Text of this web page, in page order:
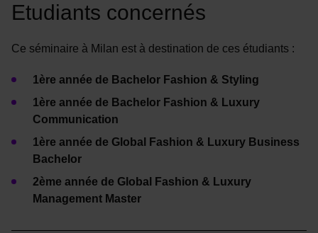
Etudiants concernés
Ce séminaire à Milan est à destination de ces étudiants :
1ère année de Bachelor Fashion & Styling
1ère année de Bachelor Fashion & Luxury
Communication
1ère année de Global Fashion & Luxury Business
Bachelor
2ème année de Global Fashion & Luxury
Management Master